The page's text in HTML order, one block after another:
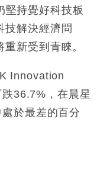
擴張放慢兼縮減人
援Anthropic租用
度 增鉑金卡級別鎖
購 派息比率目標維持
持覺好科技板
技解決經濟問
新受到青睞。
Innovation
36.7%，在晨星
於最差的百分